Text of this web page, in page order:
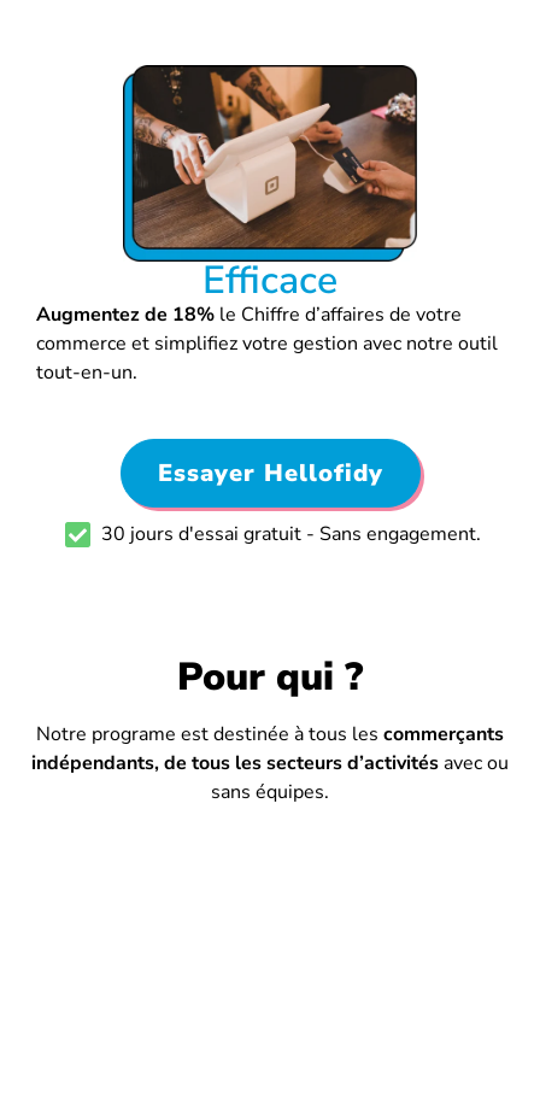
Efficace
Augmentez de 18% le Chiffre d’affaires de votre
commerce et simplifiez votre gestion avec notre outil
tout-en-un.
Essayer Hellofidy
30 jours d'essai gratuit - Sans engagement.
Pour qui ?
Notre programe est destinée à tous les commerçants
indépendants, de tous les secteurs d’activitésavec ou
sans équipes.